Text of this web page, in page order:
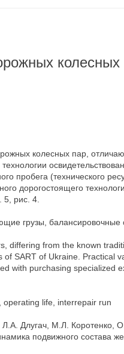
колесных
колесных пар,
пробега (технического
дорогостоящего
5, рис. 4.
грузы,
differing from the known
SART of Ukraine. Practical
with purchasing specialized
operating life, interrepair run
Длугач, М.Л.
подвижного состава